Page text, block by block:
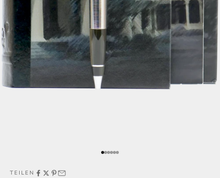
Gehe zu Element 1
Gehe zu Element 2
Gehe zu Element 3
Gehe zu Element 4
Gehe zu Element 5
Gehe zu Element 6
TEILEN